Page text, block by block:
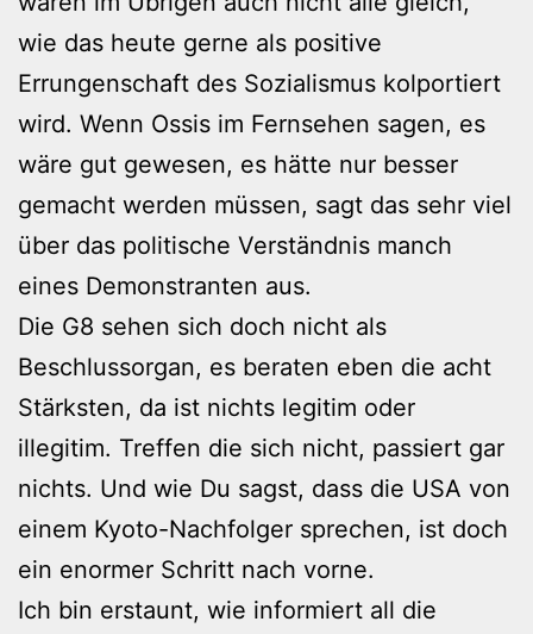
wie das heute gerne als positive
Errungenschaft des Sozialismus kolportiert
wird. Wenn Ossis im Fernsehen sagen, es
wäre gut gewesen, es hätte nur besser
gemacht werden müssen, sagt das sehr viel
über das politische Verständnis manch
eines Demonstranten aus.
Die G8 sehen sich doch nicht als
Beschlussorgan, es beraten eben die acht
Stärksten, da ist nichts legitim oder
illegitim. Treffen die sich nicht, passiert gar
nichts. Und wie Du sagst, dass die USA von
einem Kyoto-Nachfolger sprechen, ist doch
ein enormer Schritt nach vorne.
Ich bin erstaunt, wie informiert all die